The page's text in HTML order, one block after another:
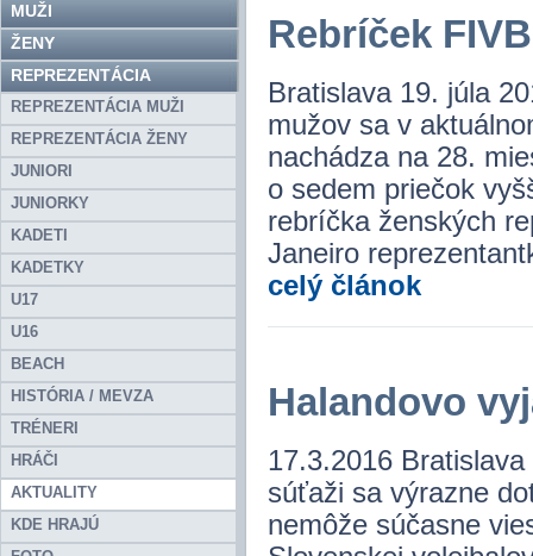
MUŽI
ŽENY
REPREZENTÁCIA
REPREZENTÁCIA MUŽI
REPREZENTÁCIA ŽENY
JUNIORI
JUNIORKY
KADETI
KADETKY
U17
U16
BEACH
HISTÓRIA / MEVZA
TRÉNERI
HRÁČI
AKTUALITY
KDE HRAJÚ
Rebríček
Bratislava 19. júla
mužov sa v
nachádza na 28.
o sedem priečok
rebríčka ženských
Janeiro
celý článok
Halandovo
17.3.2016
súťaži sa výrazne
nemôže súčasne